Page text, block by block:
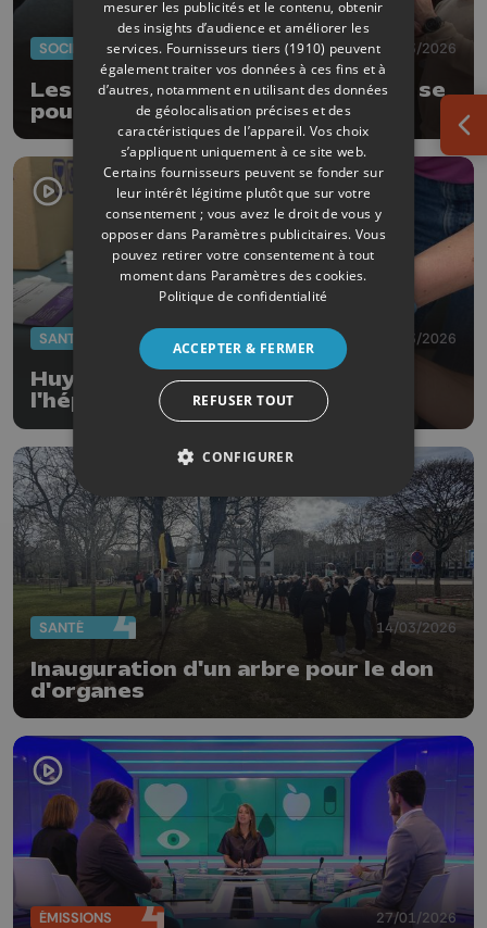
SOCIÉTÉ 20/03/2026
Les 24H vélo au profit du Televie se
poursuivent au CHU de Liège
SANTÉ 18/03/2026
Huy sensibilise au dépistage de
l'hépatite C
SANTÉ 14/03/2026
Inauguration d'un arbre pour le don
d'organes
ÉMISSIONS 27/01/2026
mesurer les publicités et le contenu, obtenir
des insights d’audience et améliorer les
services. Fournisseurs tiers (1910) peuvent
également traiter vos données à ces fins et à
d’autres, notamment en utilisant des données
de géolocalisation précises et des
caractéristiques de l’appareil. Vos choix
s’appliquent uniquement à ce site web.
Certains fournisseurs peuvent se fonder sur
leur intérêt légitime plutôt que sur votre
consentement ; vous avez le droit de vous y
opposer dans Paramètres publicitaires. Vous
pouvez retirer votre consentement à tout
moment dans Paramètres des cookies.
Politique de confidentialité
ACCEPTER & FERMER
REFUSER TOUT
CONFIGURER